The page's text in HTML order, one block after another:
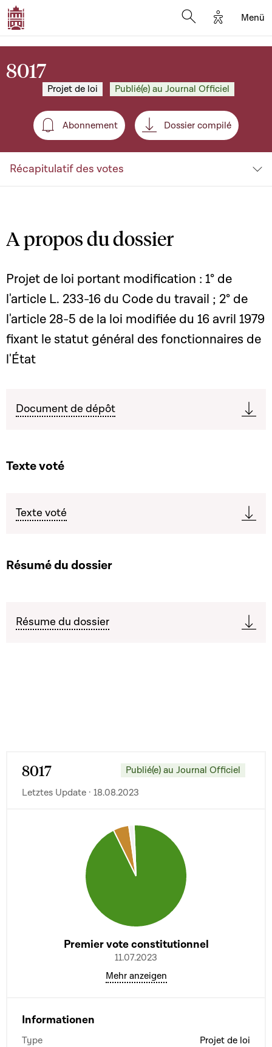
Options
Menü
8017
Projet de loi Publié(e) au Journal Officiel
Abonnement
Abonnement Dossier compilé
Récapitulatif des votes
A propos du dossier
Projet de loi portant modification : 1° de
l'article L. 233-16 du Code du travail ; 2° de
l'article 28-5 de la loi modifiée du 16 avril 1979
fixant le statut général des fonctionnaires de
l'État
Document de dépôt
Texte voté
Texte voté
Résumé du dossier
Résume du dossier
8017
Publié(e) au Journal Officiel
Letztes Update · 18.08.2023
Premier vote constitutionnel
11.07.2023
Mehr anzeigen
Informationen
Type Projet de loi